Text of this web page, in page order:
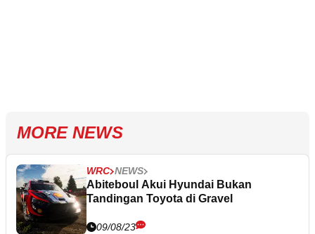
MORE NEWS
WRC NEWS
Abiteboul Akui Hyundai Bukan
Tandingan Toyota di Gravel
09/08/23